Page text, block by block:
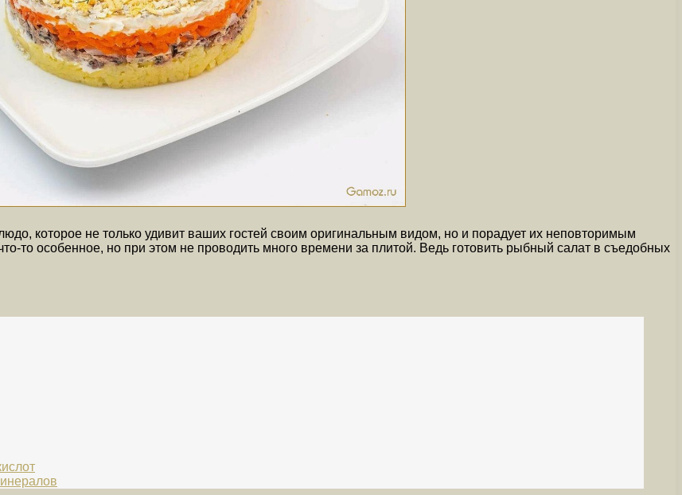
которое не только удивит ваших гостей своим оригинальным видом, но и порадует их неповторимым
то особенное, но при этом не проводить много времени за плитой. Ведь готовить рыбный салат в съедобных